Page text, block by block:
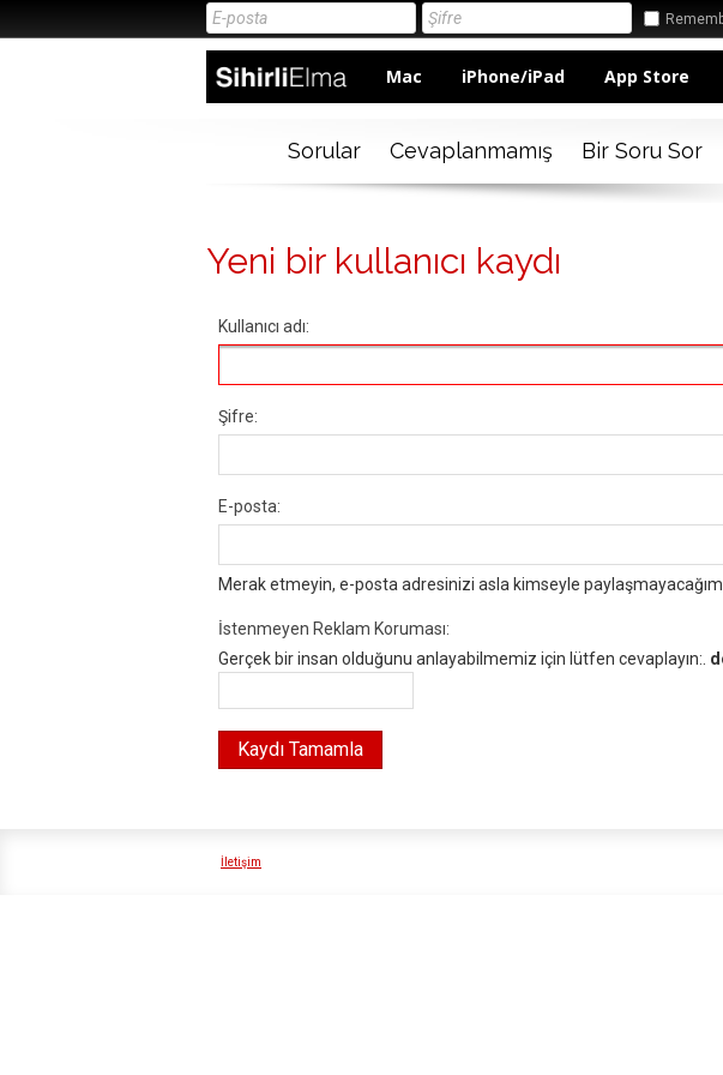
Mac iPhone/iPad App Store
Sorular Cevaplanmamış Bir Soru Sor
Yeni bir kullanıcı kaydı
Kullanıcı adı:
Şifre:
E-posta:
Merak etmeyin, e-posta adresinizi asla kimseyle
İstenmeyen Reklam Koruması:
Gerçek bir insan olduğunu anlayabilmemiz için lütfen cevaplayın:.
İletişim